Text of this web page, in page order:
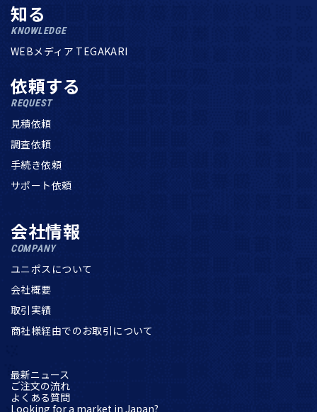
知る
KNOWLEDGE
WEBメディア TEGAKARI
依頼する
REQUEST
見積依頼
調査依頼
手続き依頼
サポート依頼
会社情報
COMPANY
ユニポスについて
会社概要
取引実績
商社様経由でのお取引について
最新ニュース
ご注文の流れ
よくある質問
Looking for a market in Japan?